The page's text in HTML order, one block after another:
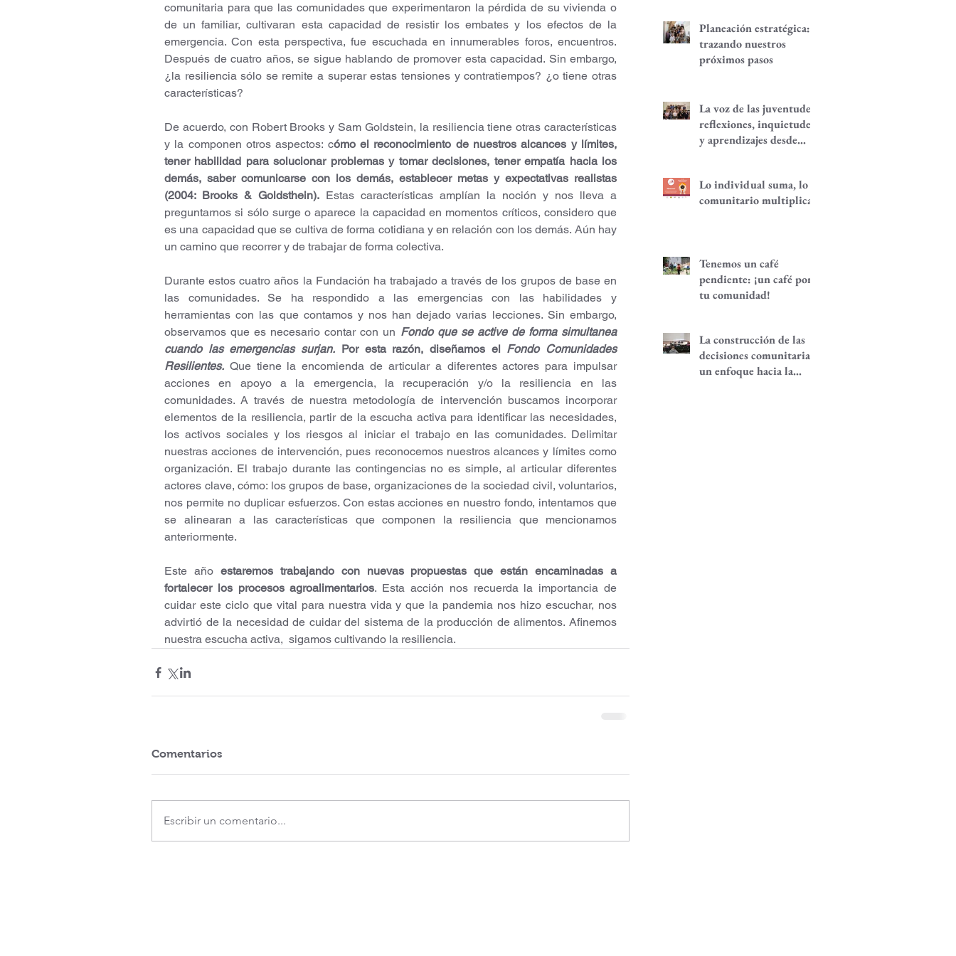
comunitaria para que las comunidades que experimentaron la pérdida de su vivienda o
de un familiar, cultivaran esta capacidad de resistir los embates y los efectos de la
emergencia. Con esta perspectiva, fue escuchada en innumerables foros, encuentros.
Después de cuatro años, se sigue hablando de promover esta capacidad. Sin embargo,
¿la resiliencia sólo se remite a superar estas tensiones y contratiempos? ¿o tiene otras
características?
De acuerdo, con Robert Brooks y Sam Goldstein, la resiliencia tiene otras características
y la componen otros aspectos: cómo el reconocimiento de nuestros alcances y límites,
tener habilidad para solucionar problemas y tomar decisiones, tener empatía hacia los
demás, saber comunicarse con los demás, establecer metas y expectativas realistas
(2004: Brooks & Goldsthein). Estas características amplían la noción y nos lleva a
preguntarnos si sólo surge o aparece la capacidad en momentos críticos, considero que
es una capacidad que se cultiva de forma cotidiana y en relación con los demás. Aún hay
un camino que recorrer y de trabajar de forma colectiva.
Durante estos cuatro años la Fundación ha trabajado a través de los grupos de base en
las comunidades. Se ha respondido a las emergencias con las habilidades y
herramientas con las que contamos y nos han dejado varias lecciones. Sin embargo,
observamos que es necesario contar con un Fondo que se active de forma simultanea
cuando las emergencias surjan. Por esta razón, diseñamos el Fondo Comunidades
Resilientes. Que tiene la encomienda de articular a diferentes actores para impulsar
acciones en apoyo a la emergencia, la recuperación y/o la resiliencia en las
comunidades. A través de nuestra metodología de intervención buscamos incorporar
elementos de la resiliencia, partir de la escucha activa para identificar las necesidades,
los activos sociales y los riesgos al iniciar el trabajo en las comunidades. Delimitar
nuestras acciones de intervención, pues reconocemos nuestros alcances y límites como
organización. El trabajo durante las contingencias no es simple, al articular diferentes
actores clave, cómo: los grupos de base, organizaciones de la sociedad civil, voluntarios,
nos permite no duplicar esfuerzos. Con estas acciones en nuestro fondo, intentamos que
se alinearan a las características que componen la resiliencia que mencionamos
anteriormente.
Este año estaremos trabajando con nuevas propuestas que están encaminadas a
fortalecer los procesos agroalimentarios. Esta acción nos recuerda la importancia de
cuidar este ciclo que vital para nuestra vida y que la pandemia nos hizo escuchar, nos
advirtió de la necesidad de cuidar del sistema de la producción de alimentos. Afinemos
nuestra escucha activa,  sigamos cultivando la resiliencia.
Comentarios
Escribir un comentario...
Planeación estratégica:
trazando nuestros
próximos pasos
La voz de las juventudes:
reflexiones, inquietudes
y aprendizajes desde
Lo individual suma, lo
comunitario multiplica
Tenemos un café
pendiente: ¡un café por
tu comunidad!
La construcción de las
decisiones comunitarias,
un enfoque hacia la